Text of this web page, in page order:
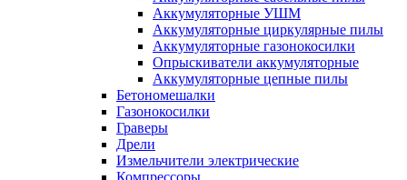
Аккумуляторные УШМ
Аккумуляторные циркулярные пилы
Аккумуляторные газонокосилки
Опрыскиватели аккумуляторные
Аккумуляторные цепные пилы
Бетономешалки
Газонокосилки
Граверы
Дрели
Измельчители электрические
Компрессоры